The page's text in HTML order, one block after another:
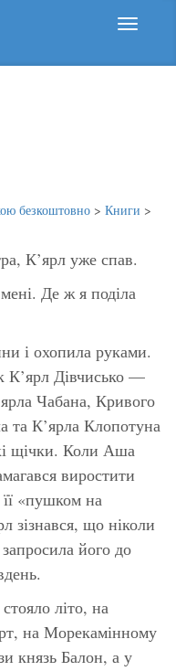
безкоштовно > Книги >
К’ярл уже спав.
Де ж я поділа
і охопила руками.
К’ярл Дівчисько —
Чабана, Кривого
та К’ярла Клопотуна
щічки. Коли Аша
виростити
«пушком на
зізнався, що ніколи
його до
літо, на
на Морекамінному
князь Балон, а у